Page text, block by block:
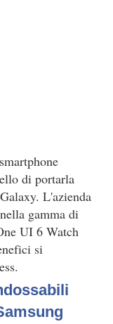
di portarla
L'azienda
gamma di
UI 6 Watch
si